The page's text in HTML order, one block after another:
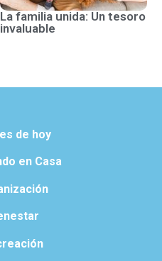
La familia unida: Un tesoro
invaluable
de hoy
en Casa